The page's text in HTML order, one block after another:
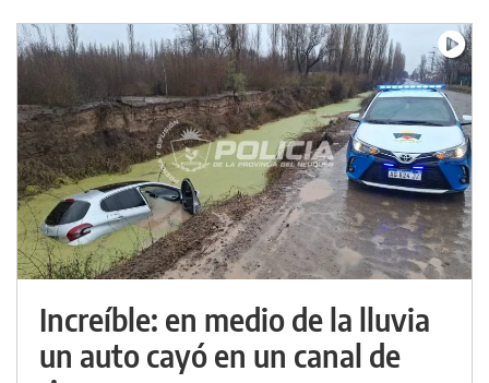
Increíble: en medio de la lluvia
un auto cayó en un canal de